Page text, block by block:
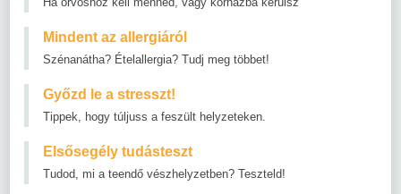
Mindent az allergiáról
Szénanátha? Ételallergia? Tudj meg többet!
Győzd le a stresszt!
Tippek, hogy túljuss a feszült helyzeteken.
Elsősegély tudásteszt
Tudod, mi a teendő vészhelyzetben? Teszteld!